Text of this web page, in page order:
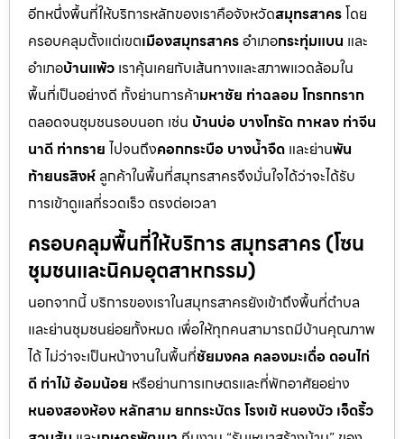
อีกหนึ่งพื้นที่ให้บริการหลักของเราคือจังหวัดสมุทรสาครโดย
ครอบคลุมตั้งแต่เขตเมืองสมุทรสาครอำเภอกระทุ่มแบน และ
อำเภอบ้านแพ้ว เราคุ้นเคยกับเส้นทางและสภาพแวดล้อมใน
พื้นที่เป็นอย่างดี ทั้งย่านการค้ามหาชัย ท่าฉลอม โกรกกราก
ตลอดจนชุมชนรอบนอก เช่น บ้านบ่อ บางโทรัด กาหลง ท่าจีน
นาดี ท่าทราย ไปจนถึงคอกกระบือ บางน้ำจืด และย่านพัน
ท้ายนรสิงห์ ลูกค้าในพื้นที่สมุทรสาครจึงมั่นใจได้ว่าจะได้รับ
การเข้าดูแลที่รวดเร็ว ตรงต่อเวลา
ครอบคลุมพื้นที่ให้บริการ สมุทรสาคร (โซน
ชุมชนและนิคมอุตสาหกรรม)
นอกจากนี้ บริการของเราในสมุทรสาครยังเข้าถึงพื้นที่ตำบล
และย่านชุมชนย่อยทั้งหมด เพื่อให้ทุกคนสามารถมีบ้านคุณภาพ
ได้ ไม่ว่าจะเป็นหน้างานในพื้นที่ชัยมงคล คลองมะเดื่อ ดอนไก่
ดี ท่าไม้ อ้อมน้อย หรือย่านการเกษตรและที่พักอาศัยอย่าง
หนองสองห้อง หลักสาม ยกกระบัตร โรงเข้ หนองบัว เจ็ดริ้ว